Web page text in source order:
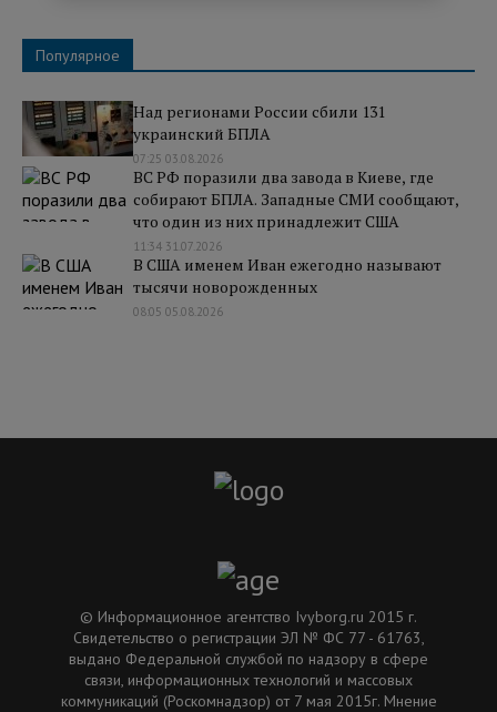
Популярное
Над регионами России сбили 131
украинский БПЛА
07:25 03.08.2026
ВС РФ поразили два завода в Киеве, где
собирают БПЛА. Западные СМИ сообщают,
что один из них принадлежит США
11:34 31.07.2026
В США именем Иван ежегодно называют
тысячи новорожденных
08:05 05.08.2026
© Информационное агентство Ivyborg.ru 2015 г.
Свидетельство о регистрации ЭЛ № ФС 77 - 61763,
выдано Федеральной службой по надзору в сфере
связи, информационных технологий и массовых
коммуникаций (Роскомнадзор) от 7 мая 2015г. Мнение